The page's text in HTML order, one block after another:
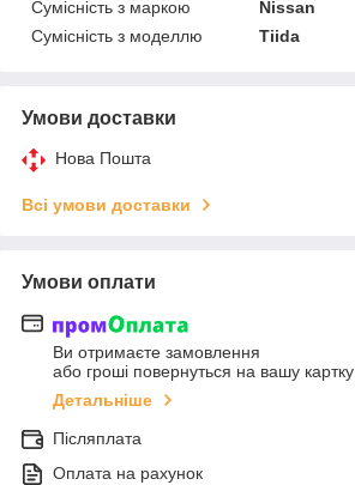
Сумісність з маркою
Nissan
Сумісність з моделлю
Tiida
Умови доставки
Нова Пошта
Всі умови доставки
Умови оплати
Ви отримаєте замовлення
або гроші повернуться на вашу картку
Детальніше
Післяплата
Оплата на рахунок